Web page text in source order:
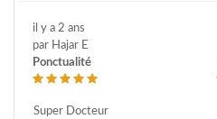
il y a 2 ans
par Hajar E
Ponctualité
Super Docteur